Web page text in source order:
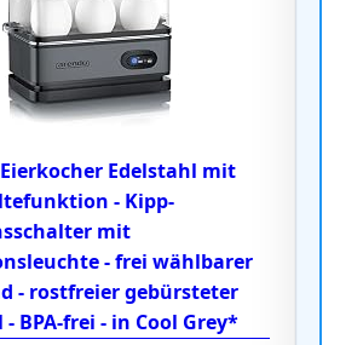
Edelstahl mit
- Kipp-
mit
- frei wählbarer
- rostfreier gebürsteter
- BPA-frei - in Cool Grey*